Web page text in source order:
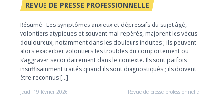
REVUE DE PRESSE PROFESSIONNELLE
Résumé : Les symptômes anxieux et dépressifs du sujet âgé,
volontiers atypiques et souvent mal repérés, majorent les vécus
douloureux, notamment dans les douleurs induites ; ils peuvent
alors exacerber volontiers les troubles du comportement ou
s’aggraver secondairement dans le contexte. Ils sont parfois
insuffisamment traités quand ils sont diagnostiqués ; ils doivent
être reconnus […]
Jeudi 19 février 2026 Revue de presse professionnelle